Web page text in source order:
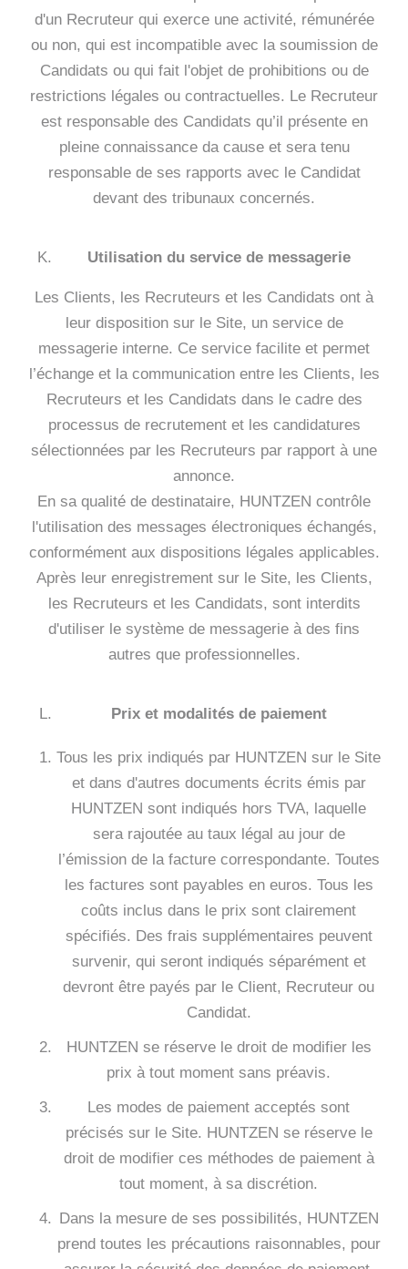
d'un Recruteur qui exerce une activité, rémunérée
ou non, qui est incompatible avec la soumission de
Candidats ou qui fait l'objet de prohibitions ou de
restrictions légales ou contractuelles. Le Recruteur
est responsable des Candidats qu’il présente en
pleine connaissance da cause et sera tenu
responsable de ses rapports avec le Candidat
devant des tribunaux concernés.
Utilisation du service de messagerie
Les Clients, les Recruteurs et les Candidats ont à
leur disposition sur le Site, un service de
messagerie interne. Ce service facilite et permet
l’échange et la communication entre les Clients, les
Recruteurs et les Candidats dans le cadre des
processus de recrutement et les candidatures
sélectionnées par les Recruteurs par rapport à une
annonce.
En sa qualité de destinataire, HUNTZEN contrôle
l'utilisation des messages électroniques échangés,
conformément aux dispositions légales applicables.
Après leur enregistrement sur le Site, les Clients,
les Recruteurs et les Candidats, sont interdits
d'utiliser le système de messagerie à des fins
autres que professionnelles.
Prix et modalités de paiement
Tous les prix indiqués par HUNTZEN sur le Site
et dans d'autres documents écrits émis par
HUNTZEN sont indiqués hors TVA, laquelle
sera rajoutée au taux légal au jour de
l’émission de la facture correspondante. Toutes
les factures sont payables en euros. Tous les
coûts inclus dans le prix sont clairement
spécifiés. Des frais supplémentaires peuvent
survenir, qui seront indiqués séparément et
devront être payés par le Client, Recruteur ou
Candidat.
HUNTZEN se réserve le droit de modifier les
prix à tout moment sans préavis.
Les modes de paiement acceptés sont
précisés sur le Site. HUNTZEN se réserve le
droit de modifier ces méthodes de paiement à
tout moment, à sa discrétion.
Dans la mesure de ses possibilités, HUNTZEN
prend toutes les précautions raisonnables, pour